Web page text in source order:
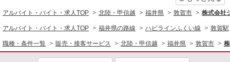
アルバイト・バイト・求人TOP 北陸・甲信越 福井県 敦賀市 株式会社
アルバイト・バイト・求人TOP 福井県の路線 ハピラインふくい線 敦賀駅
職種・条件一覧 販売・接客サービス 北陸・甲信越 福井県 敦賀市